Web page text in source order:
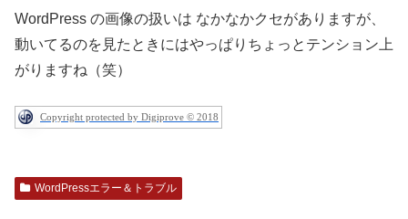
WordPress の画像の扱いは なかなかクセがありますが、
動いてるのを見たときにはやっぱりちょっとテンション上
がりますね（笑）
Copyright protected by Digiprove © 2018
WordPressエラー＆トラブル